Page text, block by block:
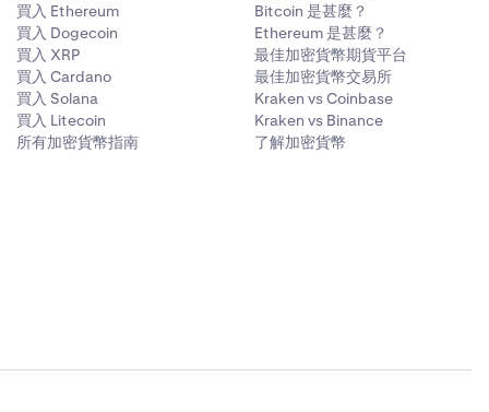
買入 Ethereum
買入 Dogecoin
買入 XRP
買入 Cardano
買入 Solana
買入 Litecoin
所有加密貨幣指南
Bitcoin 是甚麼？
Ethereum 是甚麼？
最佳加密貨幣期貨平台
最佳加密貨幣交易所
Kraken vs Coinbase
Kraken vs Binance
了解加密貨幣